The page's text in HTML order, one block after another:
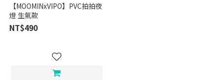
【MOOMINxVIPO】PVC拍拍夜
燈 生氣款
NT$490